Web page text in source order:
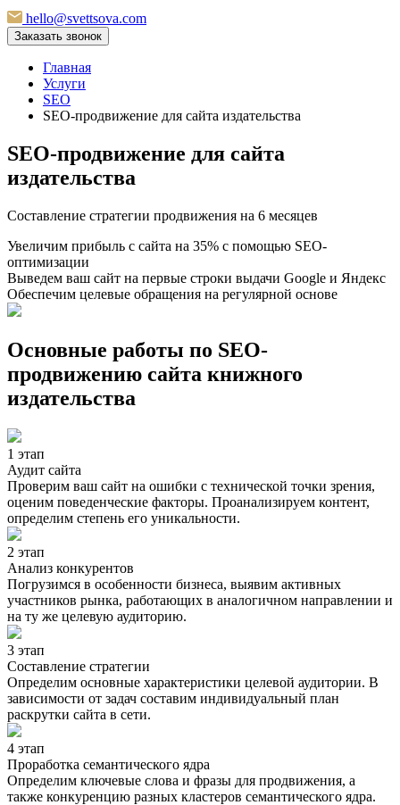
hello@svettsova.com
Заказать звонок
Главная
Услуги
SEO
SEO-продвижение для сайта издательства
SEO-продвижение для сайта
издательства
Составление стратегии продвижения на 6 месяцев
Увеличим прибыль с сайта на 35% с помощью SEO-
оптимизации
Выведем ваш сайт на первые строки выдачи Google и Яндекс
Обеспечим целевые обращения на регулярной основе
Основные работы по SEO-
продвижению сайта книжного
издательства
1 этап
Аудит сайта
Проверим ваш сайт на ошибки с технической точки зрения,
оценим поведенческие факторы. Проанализируем контент,
определим степень его уникальности.
2 этап
Анализ конкурентов
Погрузимся в особенности бизнеса, выявим активных
участников рынка, работающих в аналогичном направлении и
на ту же целевую аудиторию.
3 этап
Составление стратегии
Определим основные характеристики целевой аудитории. В
зависимости от задач составим индивидуальный план
раскрутки сайта в сети.
4 этап
Проработка семантического ядра
Определим ключевые слова и фразы для продвижения, а
также конкуренцию разных кластеров семантического ядра.